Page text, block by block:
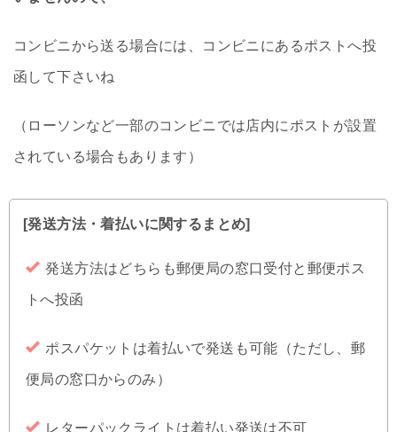
コンビニから送る場合には、コンビニにあるポストへ投
函して下さいね
（ローソンなど一部のコンビニでは店内にポストが設置
されている場合もあります）
[発送方法・着払いに関するまとめ]
発送方法はどちらも郵便局の窓口受付と郵便ポス
トへ投函
ポスパケットは着払いで発送も可能（ただし、郵
便局の窓口からのみ）
レターパックライトは着払い発送は不可